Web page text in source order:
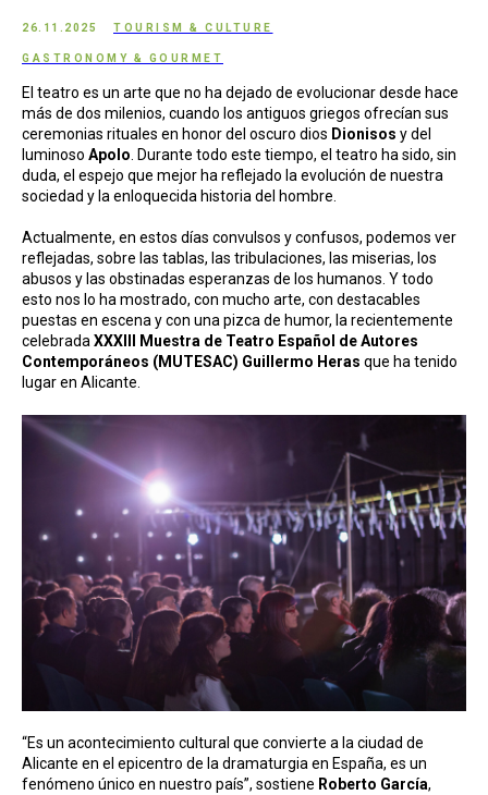
26.11.2025 TOURISM & CULTURE
GASTRONOMY & GOURMET
El teatro es un arte que no ha dejado de evolucionar desde hace
más de dos milenios, cuando los antiguos griegos ofrecían sus
ceremonias rituales en honor del oscuro dios Dionisos y del
luminoso Apolo . Durante todo este tiempo, el teatro ha sido, sin
duda, el espejo que mejor ha reflejado la evolución de nuestra
sociedad y la enloquecida historia del hombre.
Actualmente, en estos días convulsos y confusos, podemos ver
reflejadas, sobre las tablas, las tribulaciones, las miserias, los
abusos y las obstinadas esperanzas de los humanos. Y todo
esto nos lo ha mostrado, con mucho arte, con destacables
puestas en escena y con una pizca de humor, la recientemente
celebrada XXXIII Muestra de Teatro Español de Autores
Contemporáneos (MUTESAC) Guillermo Heras que ha tenido
lugar en Alicante.
“Es un acontecimiento cultural que convierte a la ciudad de
Alicante en el epicentro de la dramaturgia en España, es un
fenómeno único en nuestro país”, sostiene Roberto García,